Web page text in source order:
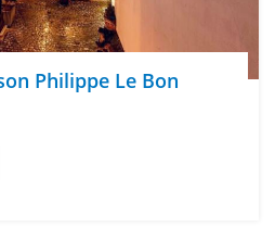
Philippe Le Bon